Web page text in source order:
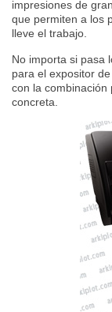
impresiones de
que permiten a los
lleve el trabajo.
No importa si pasa
para el expositor
con la combinación
concreta.